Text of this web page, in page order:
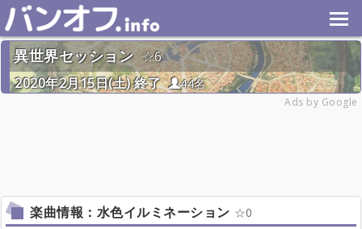
異世界セッション
6
2020年2月15日(土) 終了
44名
Ads by Google
楽曲情報：水色イルミネーション 0